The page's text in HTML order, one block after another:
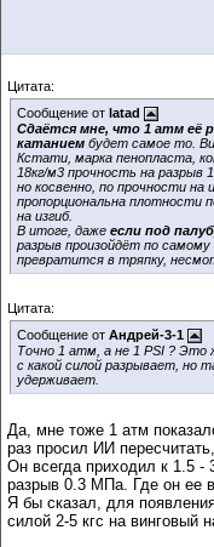
Цитата:
Сообщение от latad
Сдаётся мне, что 1 атм её
катанием будет самое то.
Кстати, марка пенопласта,
18кг/м3 прочность на разрыв
но косвенно, по прочности на
пропорциональна плотности
на изгиб.
В итоге, даже если под
разрыв произойдёт по
превратится в тряпку,
Цитата:
Сообщение от Андрей-3-1
Точно 1 атм, а не 1 PSI ? Это
с какой силой разрывает, но
удерживает.
Да, мне тоже 1 атм
раз просил ИИ
Он всегда приходил к 1.5 -
разрыв 0.3 МПа. Где он ее
Я бы сказал, для
силой 2-5 кгс на винговый